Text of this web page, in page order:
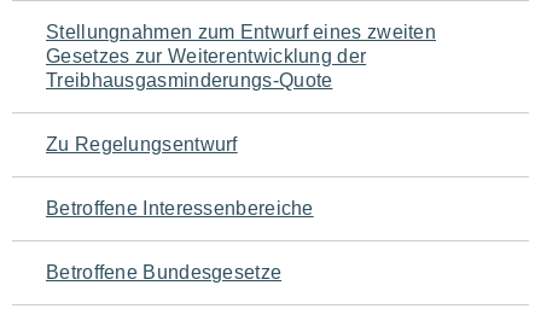
Navigation
für
den
Seiteninhalt
Stellungnahmen zum Entwurf eines zweiten
Gesetzes zur Weiterentwicklung der
Treibhausgasminderungs-Quote
Zu Regelungsentwurf
Betroffene Interessenbereiche
Betroffene Bundesgesetze